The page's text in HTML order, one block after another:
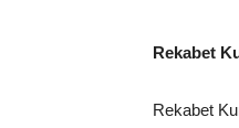
Rekabet
Rekabet